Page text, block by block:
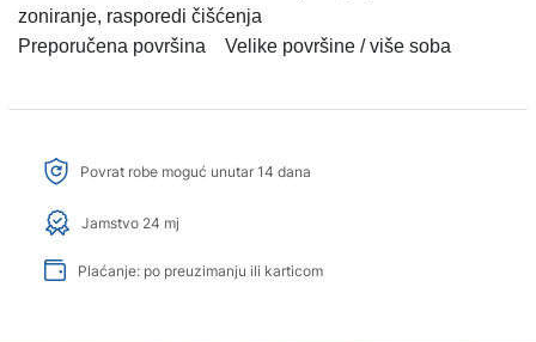
zoniranje, rasporedi čišćenja
Preporučena površina Velike površine / više soba
Povrat robe moguć unutar 14 dana
Jamstvo 24 mj
Plaćanje: po preuzimanju ili karticom